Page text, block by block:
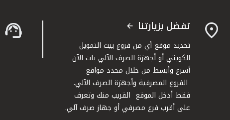
تفضل بزيارتنا
تحديد موقع أي من فروع بيت التمويل
الكويتي أو أجهزة الصرف الآلي بات الآن
أسرع وأبسط من خلال محدد مواقع
الفروع المصرفية وأجهزة الصرف الآلي.
فقط أدخل الموقع القريب منك وتعرف
على أقرب فرع مصرفي أو جهاز صرف آلي.